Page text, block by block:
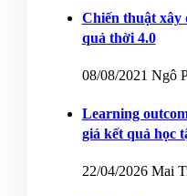
Chiến thuật xây
quả thời 4.0
08/08/2021 Ngô
Learning
giá kết quả học
22/04/2026 Mai